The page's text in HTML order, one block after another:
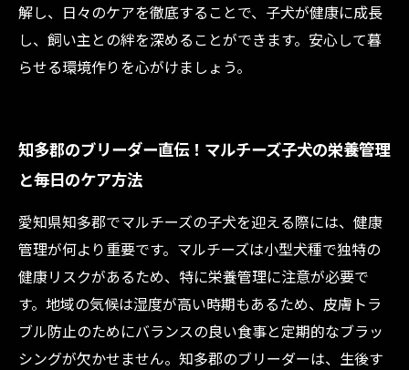
解し、日々のケアを徹底することで、子犬が健康に成長
し、飼い主との絆を深めることができます。安心して暮
らせる環境作りを心がけましょう。
知多郡のブリーダー直伝！マルチーズ子犬の栄養管理
と毎日のケア方法
愛知県知多郡でマルチーズの子犬を迎える際には、健康
管理が何より重要です。マルチーズは小型犬種で独特の
健康リスクがあるため、特に栄養管理に注意が必要で
す。地域の気候は湿度が高い時期もあるため、皮膚トラ
ブル防止のためにバランスの良い食事と定期的なブラッ
シングが欠かせません。知多郡のブリーダーは、生後す